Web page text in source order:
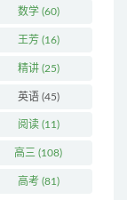
数学(60)
王芳(16)
精讲(25)
英语(45)
阅读(11)
高三 (108)
高考(81)